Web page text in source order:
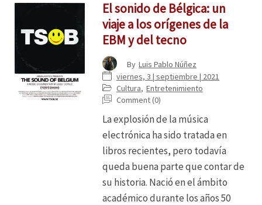
El sonido de Bélgica: un
viaje a los orígenes de la
EBM y del tecno
By Luis Pablo Núñez
viernes, 3 | septiembre | 2021
Cultura, Entretenimiento
Comment (0)
La explosión de la música
electrónica ha sido tratada en
libros recientes, pero todavía
queda buena parte que contar de
su historia. Nació en el ámbito
académico durante los años 50